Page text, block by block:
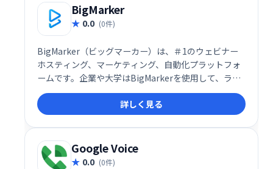
BigMarker
0.0 (0件)
BigMarker（ビッグマーカー）は、＃1のウェビナー
ホスティング、マーケティング、自動化プラットフォ
ームです。企業や大学はBigMarkerを使用して、ライ
ブ、オンデマンド、自動化されたウェビナー、オンラ
インプレゼンテーション、トレーニング、イベントを
主催し、リード、顧客、その他の利害関係者と有意義
な会話を交わしています。
詳しく見る
Google Voice
0.0 (0件)